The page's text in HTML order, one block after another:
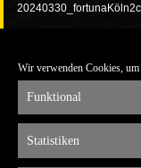
Wir verwenden Cookies, um
Funktional
Statistiken